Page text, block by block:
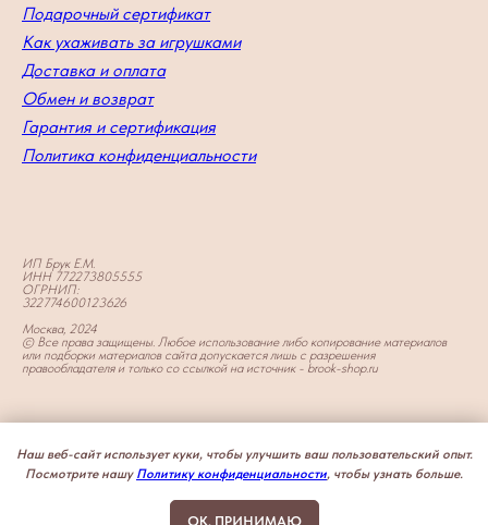
Наш веб-сайт использует куки, чтобы улучшить ваш пользовательский опыт.
Посмотрите нашу Политику конфиденциальности, чтобы узнать больше.
OK, ПРИНИМАЮ
Подарочный сертификат
Как ухаживать за игрушками
Доставка и оплата
Обмен и возврат
Гарантия и сертификация
Политика конфиденциальности
ИП Брук Е.М.
ИНН 772273805555
ОГРНИП:
322774600123626
Москва, 2024
© Все права защищены. Любое использование либо копирование материалов
или подборки материалов сайта допускается лишь с разрешения
правообладателя и только со ссылкой на источник - brook-shop.ru